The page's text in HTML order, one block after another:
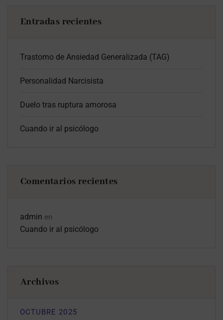
Entradas recientes
Trastorno de Ansiedad Generalizada (TAG)
Personalidad Narcisista
Duelo tras ruptura amorosa
Cuando ir al psicólogo
Comentarios recientes
admin en
Cuando ir al psicólogo
Archivos
OCTUBRE 2025